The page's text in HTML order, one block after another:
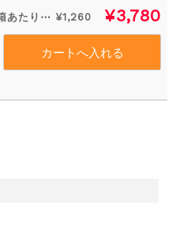
あたり⋯ ¥1,260 ¥3,780